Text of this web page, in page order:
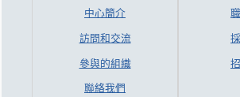
中心簡介
訪問和交流
參與的組織
聯絡我們